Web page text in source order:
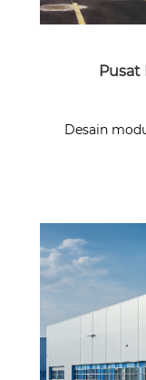
Pusat
Desain